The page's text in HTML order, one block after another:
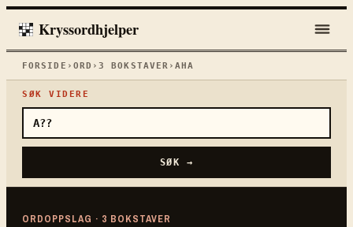
Kryssordhjelper
FORSIDE › ORD ›3 BOKSTAVER ›AHA
SØK VIDERE
SØK →
ORDOPPSLAG · 3 BOKSTAVER